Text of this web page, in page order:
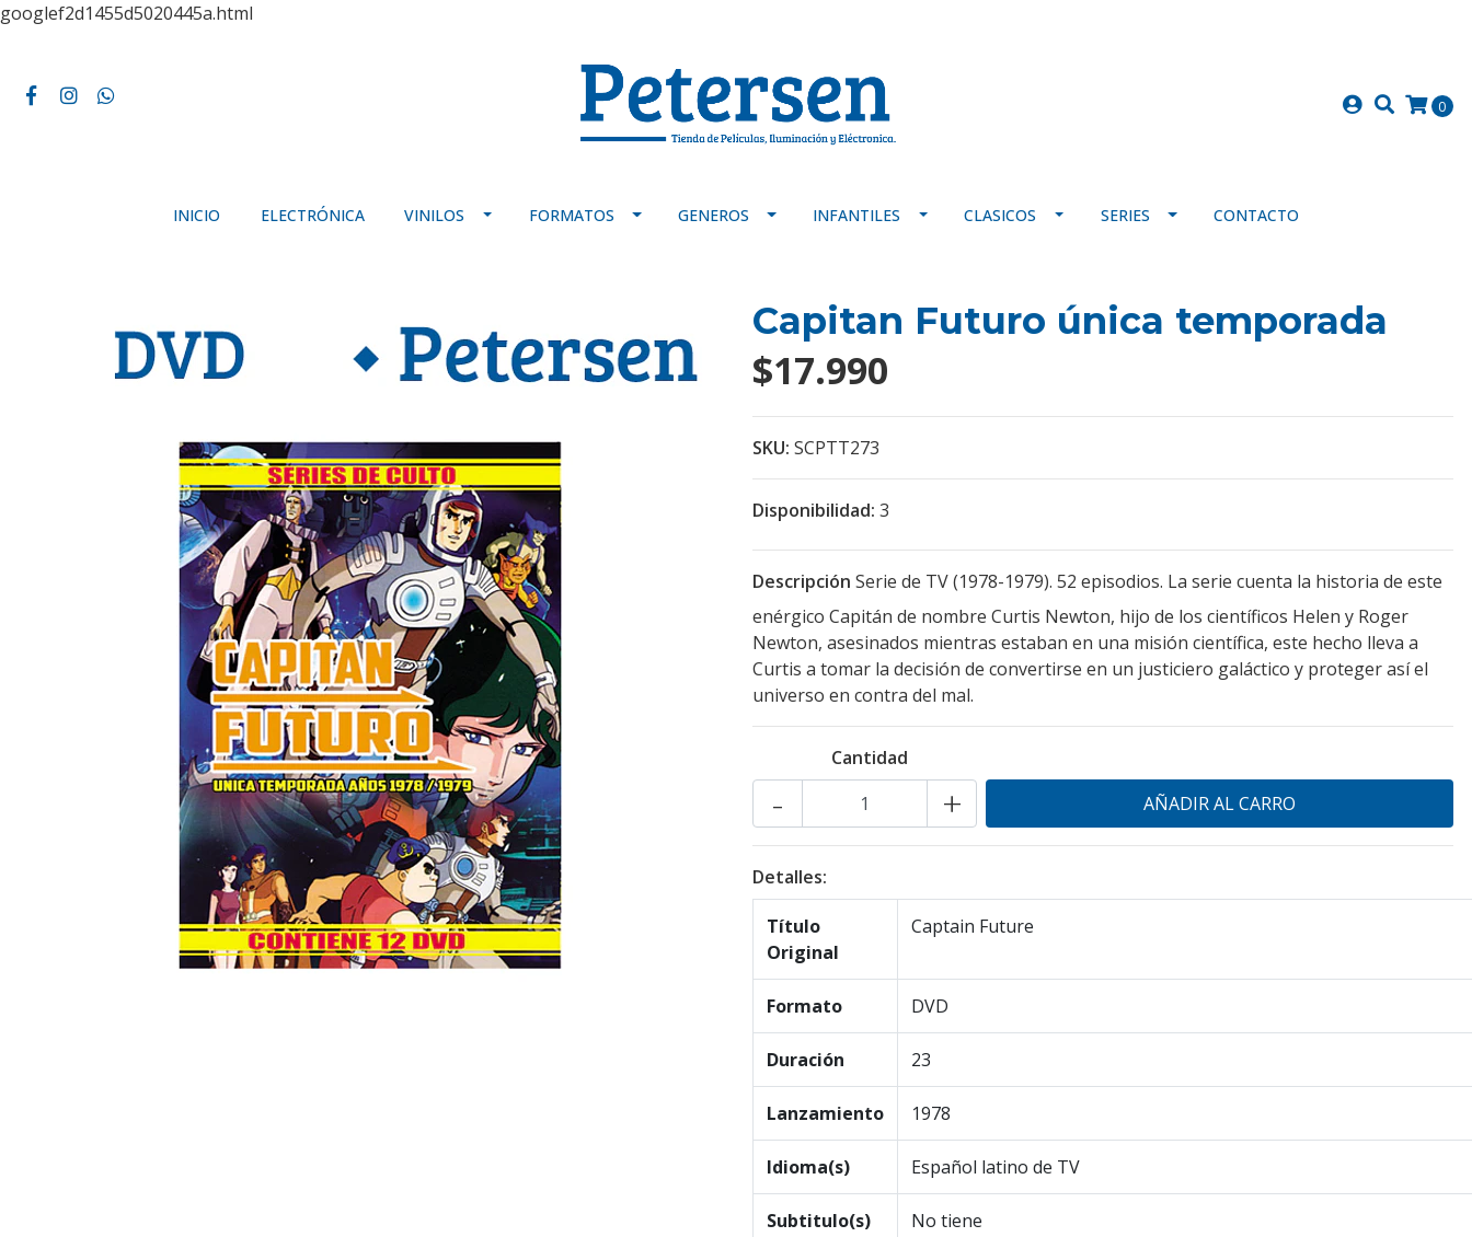
googlef2d1455d5020445a.html
0
INICIO ELECTRÓNICA VINILOS FORMATOS GENEROS INFANTILES CLASICOS SERIES CONTACTO
Capitan Futuro única temporada
$17.990
SKU: SCPTT273
Disponibilidad: 3
Descripción Serie de TV (1978-1979). 52 episodios. La serie cuenta la historia de este
enérgico Capitán de nombre Curtis Newton, hijo de los científicos Helen y Roger
Newton, asesinados mientras estaban en una misión científica, este hecho lleva a
Curtis a tomar la decisión de convertirse en un justiciero galáctico y proteger así el
universo en contra del mal.
Cantidad
+
-
Detalles:
Título
Original
Captain Future
Formato DVD
Duración 23
Lanzamiento 1978
Idioma(s) Español latino de TV
Subtitulo(s) No tiene